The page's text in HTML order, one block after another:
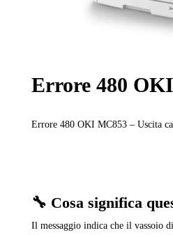
Errore 480
Errore 480 OKI MC853 – Uscita
🔧 Cosa significa
Il messaggio indica che il vassoio